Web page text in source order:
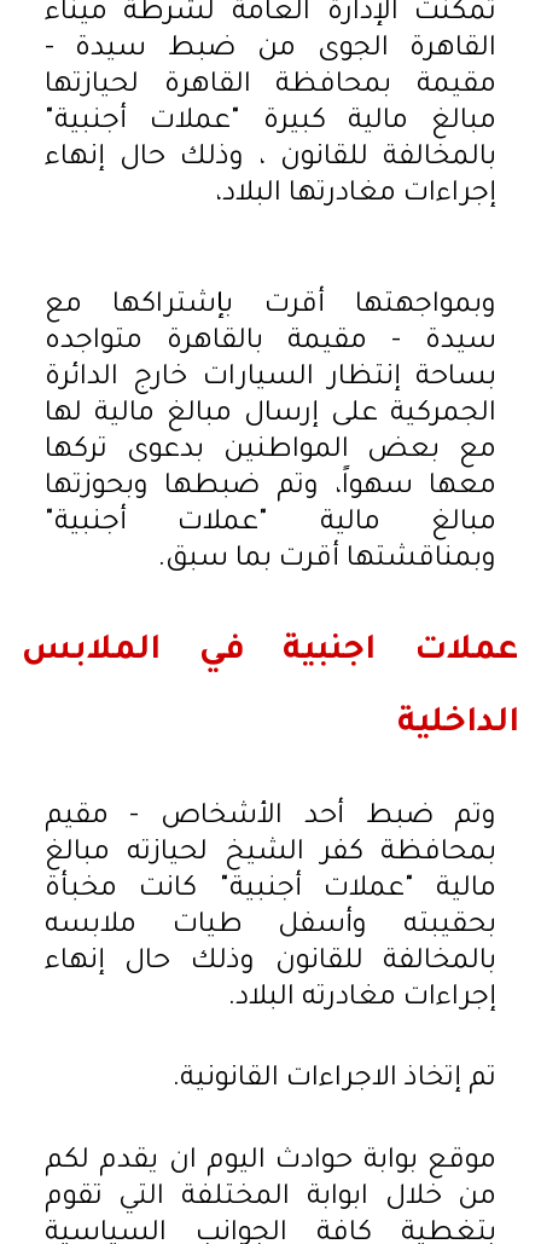
تمكنت الإدارة العامة لشرطة ميناء
القاهرة الجوى من ضبط سيدة -
مقيمة بمحافظة القاهرة لحيازتها
مبالغ مالية كبيرة "عملات أجنبية"
بالمخالفة للقانون ، وذلك حال إنهاء
إجراءات مغادرتها البلاد،
وبمواجهتها أقرت بإشتراكها مع
سيدة - مقيمة بالقاهرة متواجده
بساحة إنتظار السيارات خارج الدائرة
الجمركية على إرسال مبالغ مالية لها
مع بعض المواطنين بدعوى تركها
معها سهواً، وتم ضبطها وبحوزتها
مبالغ مالية "عملات أجنبية"
وبمناقشتها أقرت بما سبق.
عملات اجنبية في الملابس
الداخلية
وتم ضبط أحد الأشخاص - مقيم
بمحافظة كفر الشيخ لحيازته مبالغ
مالية "عملات أجنبية" كانت مخبأة
بحقيبته وأسفل طيات ملابسه
بالمخالفة للقانون وذلك حال إنهاء
إجراءات مغادرته البلاد.
تم إتخاذ الاجراءات القانونية.
موقع بوابة حوادث اليوم ان يقدم لكم
من خلال ابوابة المختلفة التي تقوم
بتغطية كافة الجوانب السياسية